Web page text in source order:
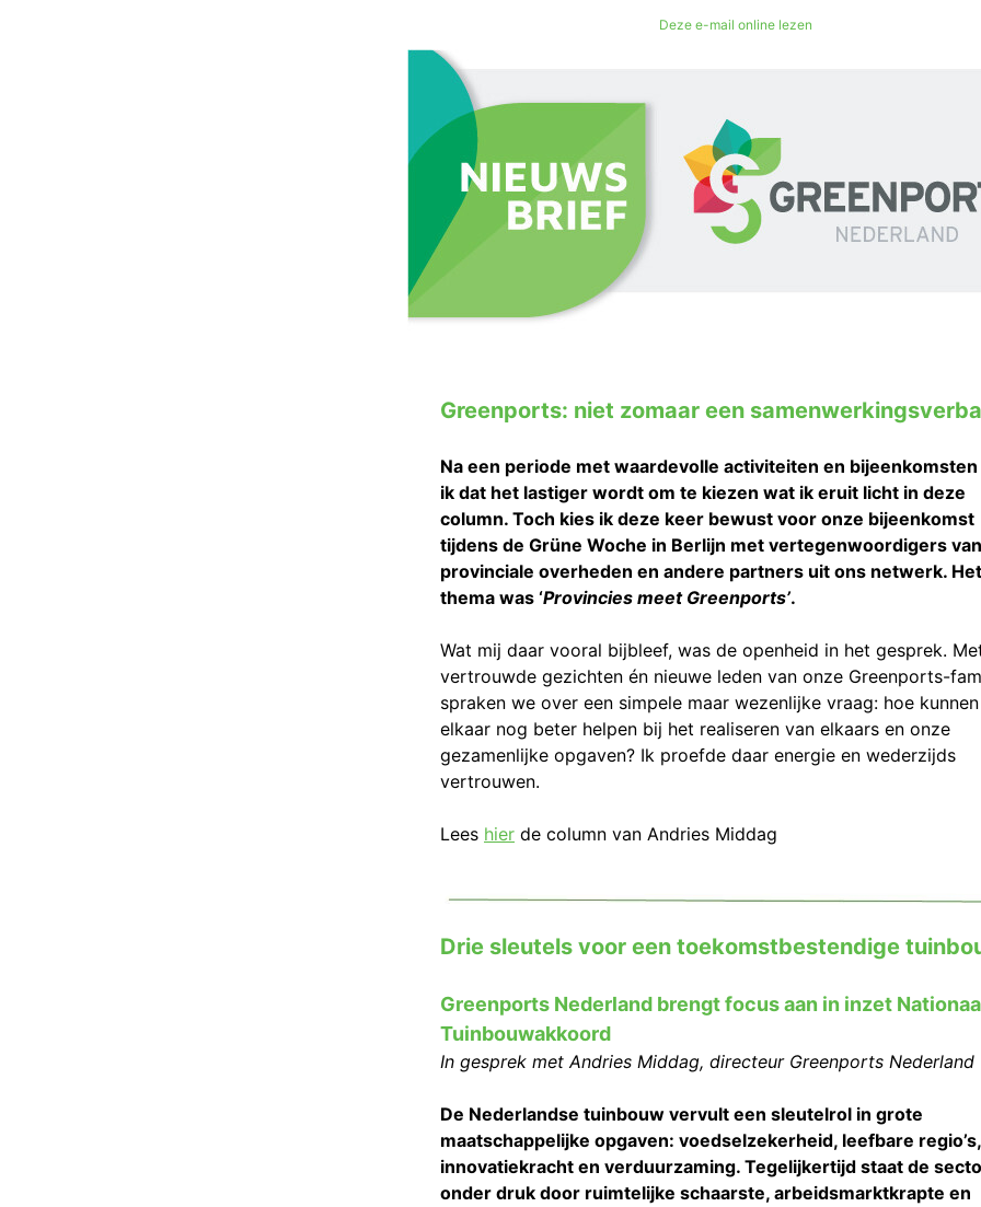
Deze e-mail online lezen
Greenports: niet zomaar een
Na een periode met waardevolle activiteiten en
ik dat het lastiger wordt om te kiezen wat ik eruit licht in deze
column. Toch kies ik deze keer bewust voor onze bijeenkomst
tijdens de Grüne Woche in Berlijn met vertegenwoordigers van
provinciale overheden en andere partners uit ons netwerk. Het
thema was ‘Provincies meet Greenports’.
Wat mij daar vooral bijbleef, was de openheid in het gesprek.
vertrouwde gezichten én nieuwe leden van onze Greenports-
spraken we over een simpele maar wezenlijke vraag: hoe
elkaar nog beter helpen bij het realiseren van elkaars en onze
gezamenlijke opgaven? Ik proefde daar energie en wederzijds
vertrouwen.
Lees hier de column van Andries Middag
Drie sleutels voor een toekomstbestendige
Greenports Nederland brengt focus aan in inzet
Tuinbouwakkoord
In gesprek met Andries Middag, directeur Greenports Nederland
De Nederlandse tuinbouw vervult een sleutelrol in grote
maatschappelijke opgaven: voedselzekerheid, leefbare regio’s,
innovatiekracht en verduurzaming. Tegelijkertijd staat de
onder druk door ruimtelijke schaarste, arbeidsmarktkrapte en